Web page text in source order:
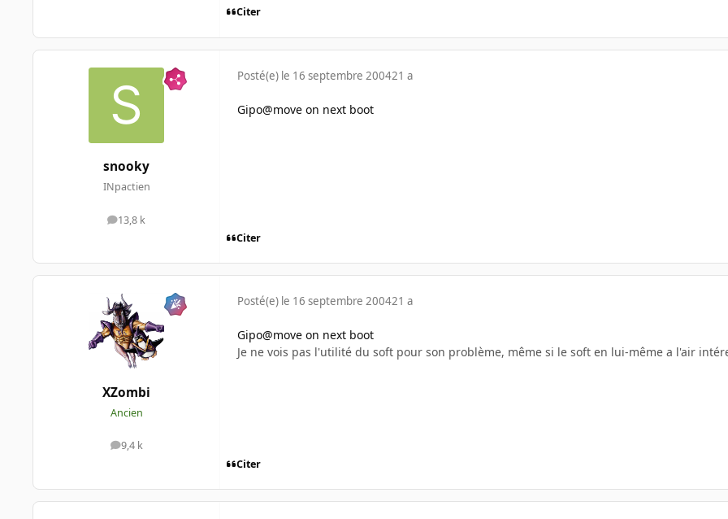
Citer
snooky
INpactien
13,8 k
messages
Posté(e) le 16 septembre 200421 a
Gipo@move on next boot
Citer
XZombi
Ancien
9,4 k
messages
Posté(e) le 16 septembre 200421 a
Gipo@move on next boot
Je ne vois pas l'utilité du soft pour son problème, même si le soft en lui-même a l'air
Citer